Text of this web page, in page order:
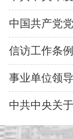
中国共产党
信访工作条例
事业单位领